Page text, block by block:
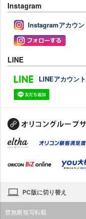
Instagram
Instagramアカウン
LINE
LINEアカウン
PC版に切り替え
禁無断複写転載